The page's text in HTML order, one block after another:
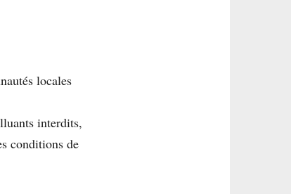
locales
interdits,
conditions de